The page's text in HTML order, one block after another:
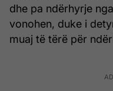
dhe pa ndërhyrje
vonohen, duke i
muaj të tërë për